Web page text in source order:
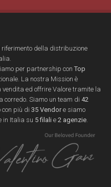
riferimento della distribuzione
per partnership con Top
La nostra Mission è
ed offrire Valore tramite la
corredo. Siamo un team di 42
con più di 35 Vendore siamo
in Italia su 5 filali e 2 agenzie.